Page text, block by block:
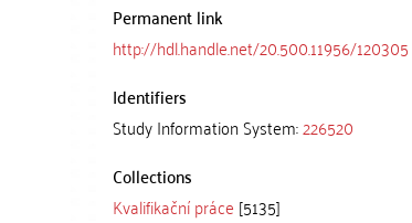
Permanent link
http://hdl.handle.net/20.500.11956/120305
Identifiers
Study Information System:226520
Collections
Kvalifikační práce [5135]